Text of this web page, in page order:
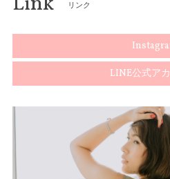
リンク
LINE公式ア